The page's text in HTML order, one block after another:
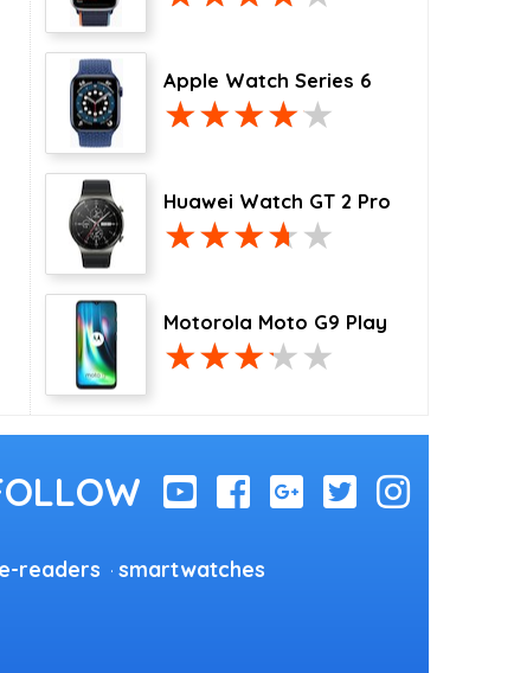
Apple Watch Series 6
Huawei Watch GT 2 Pro
Motorola Moto G9 Play
e-readers smartwatches